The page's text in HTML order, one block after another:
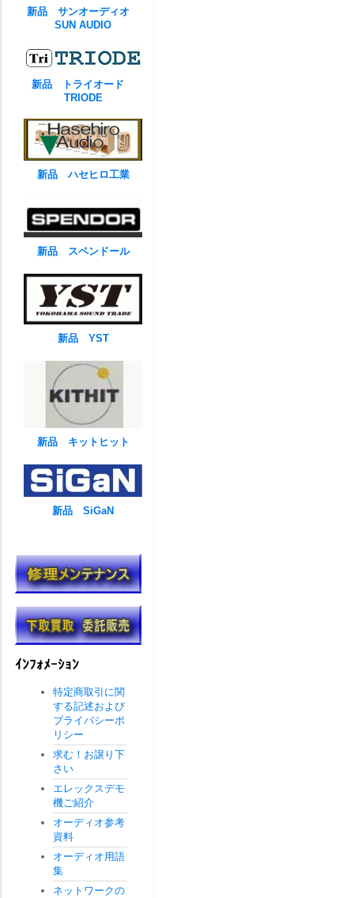
新品 サンオーディオ
SUN AUDIO
新品 トライオード
TRIODE
新品 ハセヒロ工業
新品 スペンドール
新品 YST
新品 キットヒット
新品 SiGaN
ｲﾝﾌｫﾒｰｼｮﾝ
特定商取引に関
する記述および
プライバシーポ
リシー
求む！お譲り下
さい
エレックスデモ
機ご紹介
オーディオ参考
資料
オーディオ用語
集
ネットワークの